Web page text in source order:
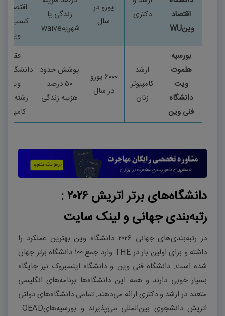
اقتصاد
وینWU
دکتری
یورو در
سال
زندگی یا
شهریهwaive
اقتصاد و
کسب‌وکار
وین
بورسیه
هلموت
ویت
دانشگاه
فنی وین
ارشد
کامپیوتر
زنان
۶۰۰۰ یورو
در سال
پوشش حدود
۵۰ درصد
هزینه زندگی
فقط
دانشگاه
وین
رشته‌های
کامپیوتر
دانشگاه‌های برتر اتریش۲۰۲۶ :
رتبه‌بندی جهانی و لینک سایت
در رتبه‌بندی‌های جهانی ۲۰۲۶ دانشگاه وین بهترین عملکرد را
داشته و برای اولین بار درTHEوارد جمع۱۰۰ دانشگاه برتر جهان
شده است. دانشگاه فنی وین و دانشگاه اینسبروک نیز جایگاه
بسیار خوبی دارند و همه این دانشگاه‌ها برنامه‌های انگلیسی
متعدد در ارشد و دکتری ارائه می‌دهند. تمامی دانشگاه‌های دولتی
اتریش دانشجوی بین‌المللی می‌پذیرند و بورسیه‌هایOEAD